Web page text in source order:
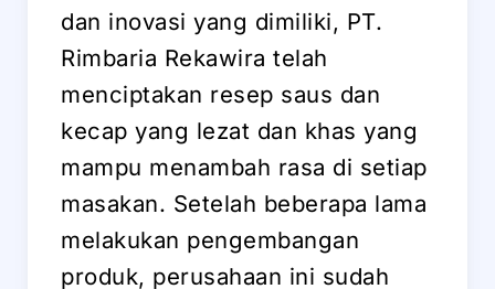
dan inovasi yang dimiliki, PT.
Rimbaria Rekawira telah
menciptakan resep saus dan
kecap yang lezat dan khas yang
mampu menambah rasa di setiap
masakan. Setelah beberapa lama
melakukan pengembangan
produk, perusahaan ini sudah